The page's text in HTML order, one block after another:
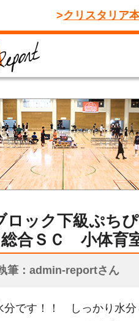
クリスタリア
ック下級ぷち
総合ＳＣ 小体育
筆 admin-reportさん
分です！！ しっかり水分